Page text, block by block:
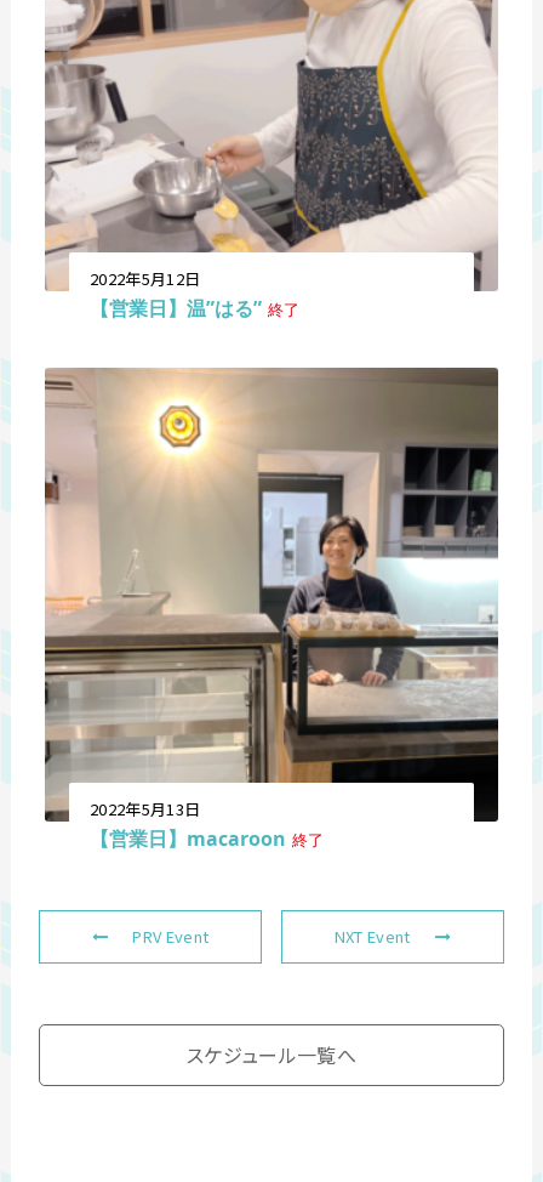
2022年5月12日
【営業日】温”はる” 終了
2022年5月13日
【営業日】macaroon 終了
PRV Event NXT Event
スケジュール一覧へ